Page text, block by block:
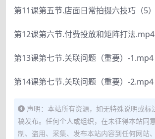
第11课第五节.店面日常拍摄六技巧（5
第12课第六节.付费投放和矩阵打法.mp4
第13课第七节.关联问题（重要）-1.mp4
第14课第七节.关联问题（重要）-2.mp4
声明：本站所有资源，如无特殊说明或标
稿发布。任何个人或组织，在未征得本站同
制、盗用、采集、发布本站内容到任何网站